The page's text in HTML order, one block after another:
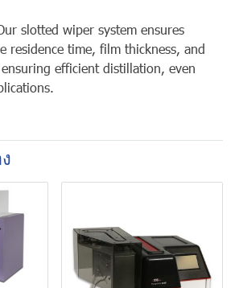
slotted wiper system ensures
residence time, film thickness, and
efficient distillation, even